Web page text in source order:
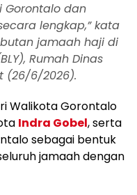
Gorontalo dan
lengkap,” kata
jamaah haji di
Rumah Dinas
(26/6/2026).
Walikota Gorontalo
Indra Gobel, serta
sebagai bentuk
jamaah dengan